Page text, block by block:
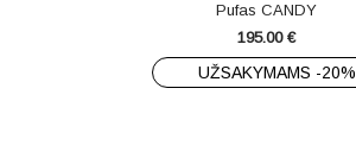
Pufas CANDY
195.00 €
UŽSAKYMAMS -20%